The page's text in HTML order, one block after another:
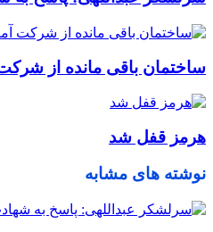
ساختمان باقی مانده از
هرمز قفل شد
نوشته های مشابه